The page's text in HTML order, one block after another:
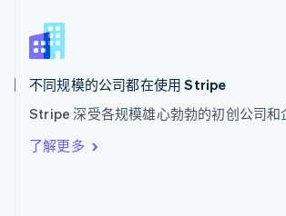
不同规模的公司都在使用 Stripe
Stripe 深受各规模雄心勃勃的初创公司和
了解更多
新西兰
English
匈牙利
English
ItalianoEnglish
印度
English